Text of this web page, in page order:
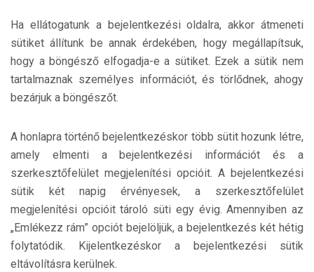
Ha ellátogatunk a bejelentkezési oldalra, akkor átmeneti
sütiket állítunk be annak érdekében, hogy megállapítsuk,
hogy a böngésző elfogadja-e a sütiket. Ezek a sütik nem
tartalmaznak személyes információt, és törlődnek, ahogy
bezárjuk a böngészőt.
A honlapra történő bejelentkezéskor több sütit hozunk létre,
amely elmenti a bejelentkezési információt és a
szerkesztőfelület megjelenítési opcióit. A bejelentkezési
sütik két napig érvényesek, a szerkesztőfelület
megjelenítési opcióit tároló süti egy évig. Amennyiben az
„Emlékezz rám” opciót bejelöljük, a bejelentkezés két hétig
folytatódik. Kijelentkezéskor a bejelentkezési sütik
eltávolításra kerülnek.